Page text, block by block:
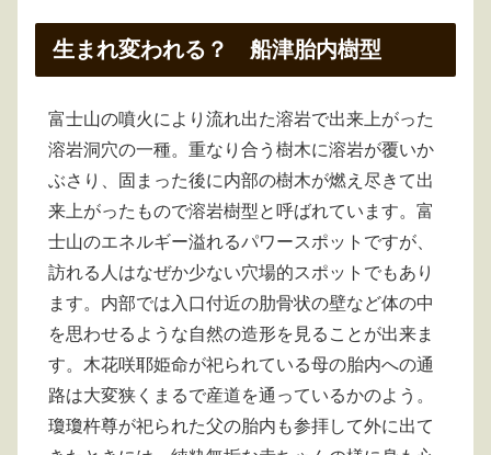
生まれ変われる？ 船津胎内樹型
富士山の噴火により流れ出た溶岩で出来上がった
溶岩洞穴の一種。重なり合う樹木に溶岩が覆いか
ぶさり、固まった後に内部の樹木が燃え尽きて出
来上がったもので溶岩樹型と呼ばれています。富
士山のエネルギー溢れるパワースポットですが、
訪れる人はなぜか少ない穴場的スポットでもあり
ます。内部では入口付近の肋骨状の壁など体の中
を思わせるような自然の造形を見ることが出来ま
す。木花咲耶姫命が祀られている母の胎内への通
路は大変狭くまるで産道を通っているかのよう。
瓊瓊杵尊が祀られた父の胎内も参拝して外に出て